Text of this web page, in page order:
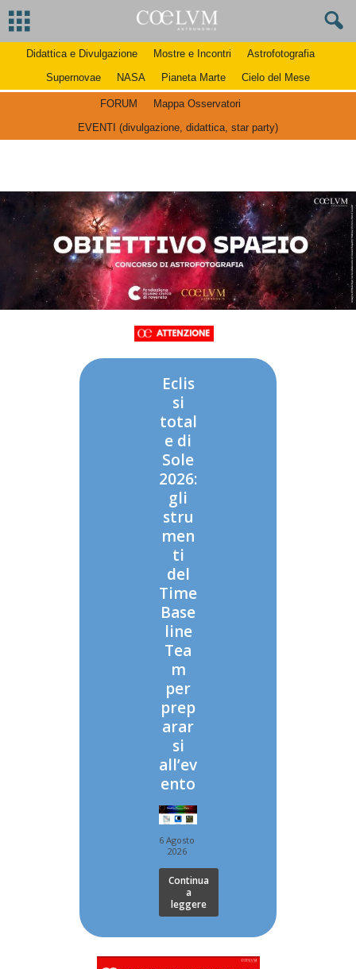
Didattica e Divulgazione Mostre e Incontri
Astrofotografia
Supernovae
NASA Pianeta Marte Cielo del Mese
FORUM
Mappa Osservatori
EVENTI (divulgazione, didattica, star party)
Eclis
si
total
e di
Sole
2026:
gli
stru
men
ti
del
Time
Base
line
Tea
m
per
prep
arar
si
all’ev
ento
6 Agosto
2026
Continua
a
leggere